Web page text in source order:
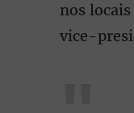
nos
vice-